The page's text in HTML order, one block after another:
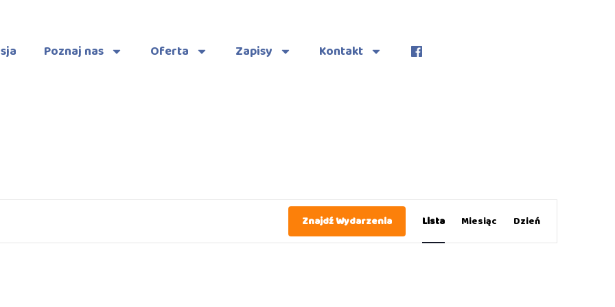
Poznaj nas Oferta Zapisy Kontakt
Znajdź Wydarzenia Wydarzenie
Widoki
Lista Miesiąc Dzień